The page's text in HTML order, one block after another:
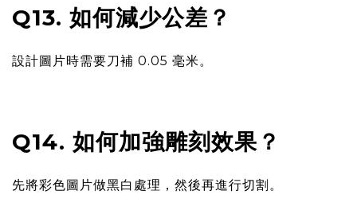
Q13. 如何減少公差？
設計圖片時需要刀補 0.05 毫米。
Q14. 如何加強雕刻效果？
先將彩色圖片做黑白處理，然後再進行切割。